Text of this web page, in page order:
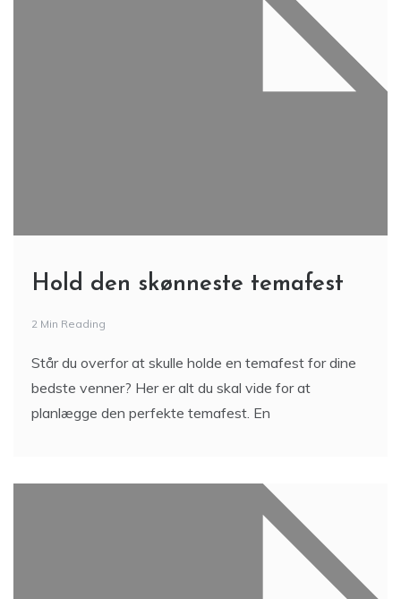
Hold den skønneste temafest
2 Min Reading
Står du overfor at skulle holde en temafest for dine
bedste venner? Her er alt du skal vide for at
planlægge den perfekte temafest. En